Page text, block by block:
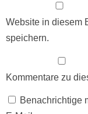
Website in diesem
speichern.
Kommentare zu
Benachrichtige